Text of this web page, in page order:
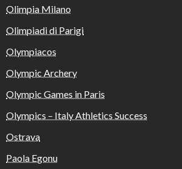
Olimpia Milano
Olimpiadi di Parigi
Olympiacos
Olympic Archery
Olympic Games in Paris
Olympics – Italy Athletics Success
Ostrava
Paola Egonu